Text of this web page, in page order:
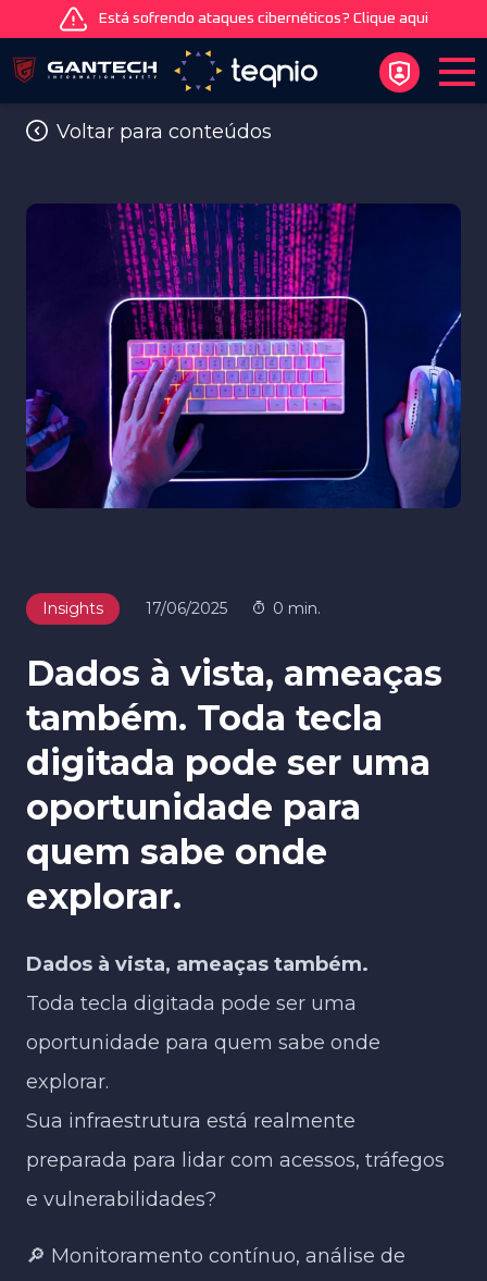
Está sofrendo ataques cibernéticos? Clique aqui
Voltar para conteúdos
Insights 17/06/2025 0 min.
Dados à vista, ameaças
também. Toda tecla
digitada pode ser uma
oportunidade para
quem sabe onde
explorar.
Dados à vista, ameaças também.
Toda tecla digitada pode ser uma
oportunidade para quem sabe onde
explorar.
Sua infraestrutura está realmente
preparada para lidar com acessos, tráfegos
e vulnerabilidades?
🔎 Monitoramento contínuo, análise de